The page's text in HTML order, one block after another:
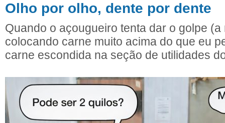
Olho por olho, dente por dente
Quando o açougueiro tenta dar o golpe
colocando carne muito acima do que eu
carne escondida na seção de utilidades